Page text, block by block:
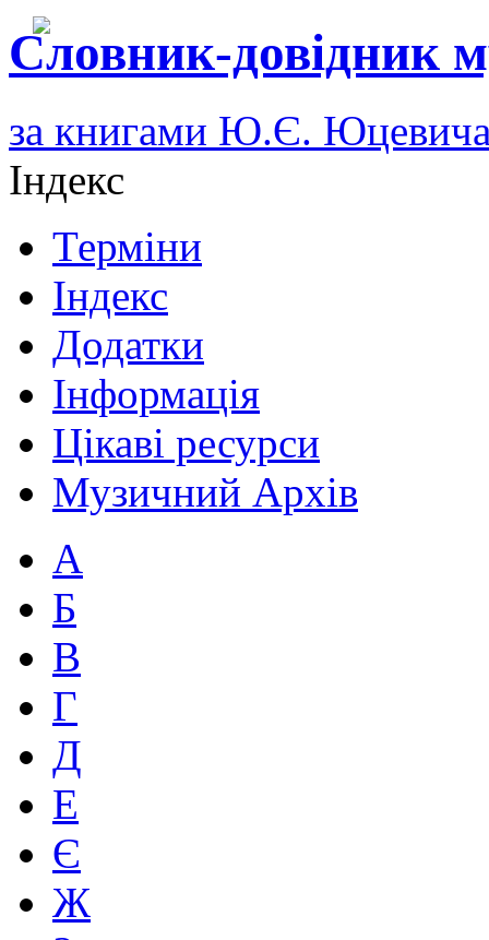
Словник-довідник
за книгами Ю.Є.
Індекс
Терміни
Індекс
Додатки
Інформація
Цікаві ресурси
Музичний Архів
А
Б
В
Г
Д
Е
Є
Ж